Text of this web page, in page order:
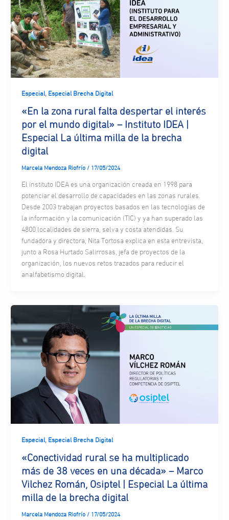
Especial, Especial Brecha Digital
«En la zona rural falta despertar el interés
por el mundo digital» – Instituto IDEA |
Especial La última milla de la brecha
digital
Marcela Mendoza Riofrío / 17/05/2024
El instituto IDEA es una organización creada en 1998 para
potenciar el desarrollo de capacidades en las zonas rurales.
Desde 2003 trabajan proyectos basados en las tecnologías de
la información y la comunicación (TIC) y ya han superado las
4800 localidades de sierra, selva y costa atendidas. Su
fundadora y directora, Nita Tortosa explica en esta entrevista,
junto a Rosa Hurtado Salirrosas, jefa de proyectos de la
organización, los nuevos retos trazados para reducir el
analfabetismo digital.
Especial, Especial Brecha Digital
«Conectividad rural se ha multiplicado
más de 38 veces en una década» – Marco
Vilchez Román, Osiptel | Especial La última
milla de la brecha digital
Marcela Mendoza Riofrío / 17/05/2024